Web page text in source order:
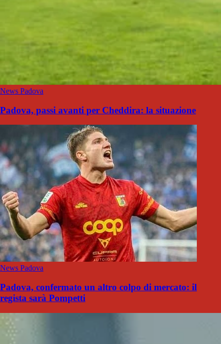
News Padova
Padova, passi avanti per Cheddira: la situazione
News Padova
Padova, confermato un altro colpo di mercato: il
regista sarà Pompetti